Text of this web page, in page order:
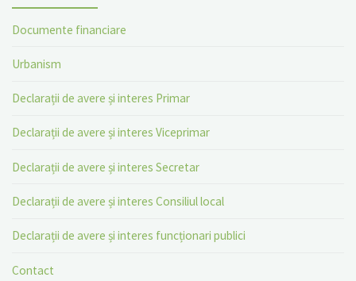
Documente financiare
Urbanism
Declarații de avere și interes Primar
Declarații de avere și interes Viceprimar
Declarații de avere și interes Secretar
Declarații de avere și interes Consiliul local
Declarații de avere și interes funcționari publici
Contact